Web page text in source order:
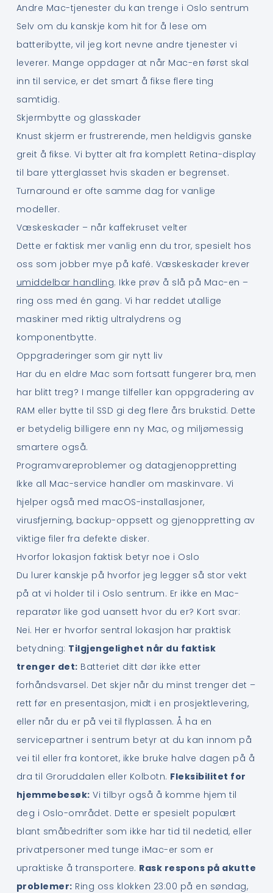
Andre Mac-tjenester du kan trenge i Oslo sentrum
Selv om du kanskje kom hit for å lese om
batteribytte, vil jeg kort nevne andre tjenester vi
leverer. Mange oppdager at når Mac-en først skal
inn til service, er det smart å fikse flere ting
samtidig.
Skjermbytte og glasskader
Knust skjerm er frustrerende, men heldigvis ganske
greit å fikse. Vi bytter alt fra komplett Retina-display
til bare ytterglasset hvis skaden er begrenset.
Turnaround er ofte samme dag for vanlige
modeller.
Væskeskader – når kaffekruset velter
Dette er faktisk mer vanlig enn du tror, spesielt hos
oss som jobber mye på kafé. Væskeskader krever
umiddelbar handling. Ikke prøv å slå på Mac-en –
ring oss med én gang. Vi har reddet utallige
maskiner med riktig ultralydrens og
komponentbytte.
Oppgraderinger som gir nytt liv
Har du en eldre Mac som fortsatt fungerer bra, men
har blitt treg? I mange tilfeller kan oppgradering av
RAM eller bytte til SSD gi deg flere års brukstid. Dette
er betydelig billigere enn ny Mac, og miljømessig
smartere også.
Programvareproblemer og datagjenoppretting
Ikke all Mac-service handler om maskinvare. Vi
hjelper også med macOS-installasjoner,
virusfjerning, backup-oppsett og gjenoppretting av
viktige filer fra defekte disker.
Hvorfor lokasjon faktisk betyr noe i Oslo
Du lurer kanskje på hvorfor jeg legger så stor vekt
på at vi holder til i Oslo sentrum. Er ikke en Mac-
reparatør like god uansett hvor du er? Kort svar:
Nei. Her er hvorfor sentral lokasjon har praktisk
betydning: Tilgjengelighet når du faktisk
trenger det: Batteriet ditt dør ikke etter
forhåndsvarsel. Det skjer når du minst trenger det –
rett før en presentasjon, midt i en prosjektlevering,
eller når du er på vei til flyplassen. Å ha en
servicepartner i sentrum betyr at du kan innom på
vei til eller fra kontoret, ikke bruke halve dagen på å
dra til Groruddalen eller Kolbotn. Fleksibilitet for
hjemmebesøk: Vi tilbyr også å komme hjem til
deg i Oslo-området. Dette er spesielt populært
blant småbedrifter som ikke har tid til nedetid, eller
privatpersoner med tunge iMac-er som er
upraktiske å transportere. Rask respons på akutte
problemer: Ring oss klokken 23:00 på en søndag,